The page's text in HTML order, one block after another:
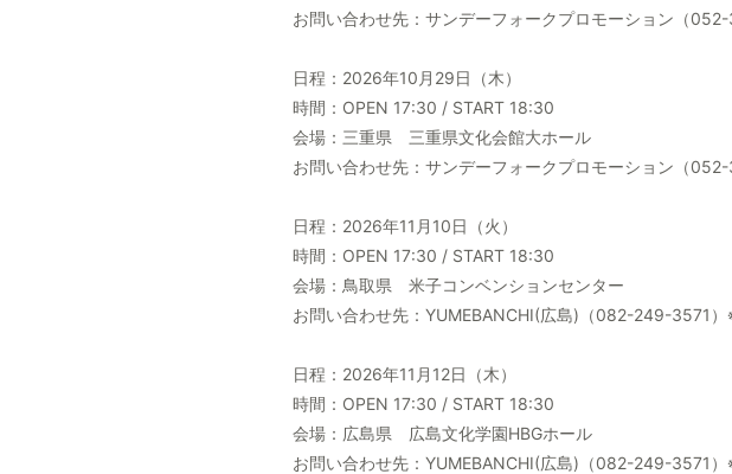
お問い合わせ先：サンデーフォークプロモーション（
日程：2026年10月29日（木）
時間：OPEN 17:30 / START 18:30
会場：三重県 三重県文化会館大ホール
お問い合わせ先：サンデーフォークプロモーション（
日程：2026年11月10日（火）
時間：OPEN 17:30 / START 18:30
会場：鳥取県 米子コンベンションセンター
お問い合わせ先：YUMEBANCHI(広島)（082-249-3571
日程：2026年11月12日（木）
時間：OPEN 17:30 / START 18:30
会場：広島県 広島文化学園HBGホール
お問い合わせ先：YUMEBANCHI(広島)（082-249-3571